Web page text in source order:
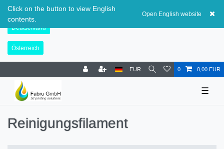
Click on the button to view English
contents.
Open English website
Schweiz
Deutschland
Österreich
EUR 0 0,00 EUR
☰
Reinigungsfilament